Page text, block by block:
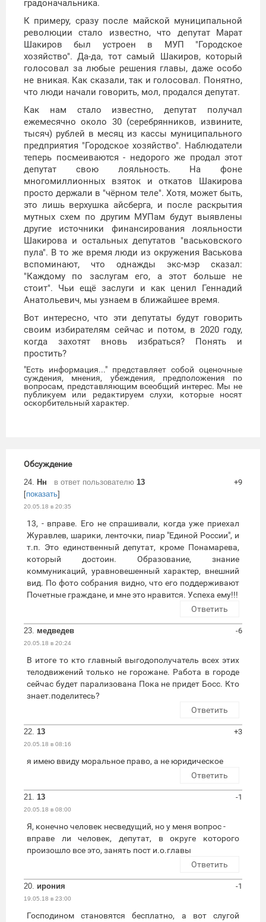
градоначальника.
К примеру, сразу после майской муниципальной
революции стало известно, что депутат Марат
Шакиров был устроен в МУП "Городское
хозяйство". Да-да, тот самый Шакиров, который
голосовал за любые решения главы, даже особо
не вникая. Как сказали, так и голосовал. Понятно,
что люди начали говорить, мол, продался депутат.
Как нам стало известно, депутат получал
ежемесячно около 30 (серебрянников, извините,
тысяч) рублей в месяц из кассы муниципального
предприятия "Городское хозяйство". Наблюдатели
теперь посмеиваются - недорого же продал этот
депутат свою лояльность. На фоне
многомиллионных взяток и откатов Шакирова
просто держали в "чёрном теле". Хотя, может быть,
это лишь верхушка айсберга, и после раскрытия
мутных схем по другим МУПам будут выявлены
другие источники финансирования лояльности
Шакирова и остальных депутатов "васьковского
пула". В то же время люди из окружения Васькова
вспоминают, что однажды экс-мэр сказал:
"Каждому по заслугам его, а этот больше не
стоит". Чьи ещё заслуги и как ценил Геннадий
Анатольевич, мы узнаем в ближайшее время.
Вот интересно, что эти депутаты будут говорить
своим избирателям сейчас и потом, в 2020 году,
когда захотят вновь избраться? Понять и
простить?
"Есть информация..." представляет собой оценочные
суждения, мнения, убеждения, предположения по
вопросам, представляющим всеобщий интерес. Мы не
публикуем или редактируем слухи, которые носят
оскорбительный характер.
Обсуждение
24. Нн в ответ пользователю 13
[показать]
20.05.18 в 20:35
+9
13, - вправе. Его не спрашивали, когда уже приехал
Журавлев, шарики, ленточки, пиар "Единой России", и
т.п. Это единственный депутат, кроме Понамарева,
который достоин. Образование, знание
коммуникаций, уравновешенный характер, внешний
вид. По фото собрания видно, что его поддерживают
Почетные граждане, и мне это нравится. Успеха ему!!!
Ответить
23. медведев
20.05.18 в 20:24
-6
В итоге то кто главный выгодополучатель всех этих
телодвижений только не горожане. Работа в городе
сейчас будет парализована Пока не придет Босс. Кто
знает.поделитесь?
Ответить
22. 13
20.05.18 в 08:16
+3
я имею ввиду моральное право, а не юридическое
Ответить
21. 13
20.05.18 в 08:00
-1
Я, конечно человек несведущий, но у меня вопрос -
вправе ли человек, депутат, в округе которого
произошло все это, занять пост и.о.главы
Ответить
20. ирония
19.05.18 в 23:00
-1
Господином становятся бесплатно, а вот слугой